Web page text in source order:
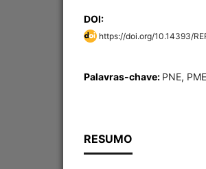
DOI:
https://doi.org/10.14393/
Palavras-chave: PNE,
RESUMO